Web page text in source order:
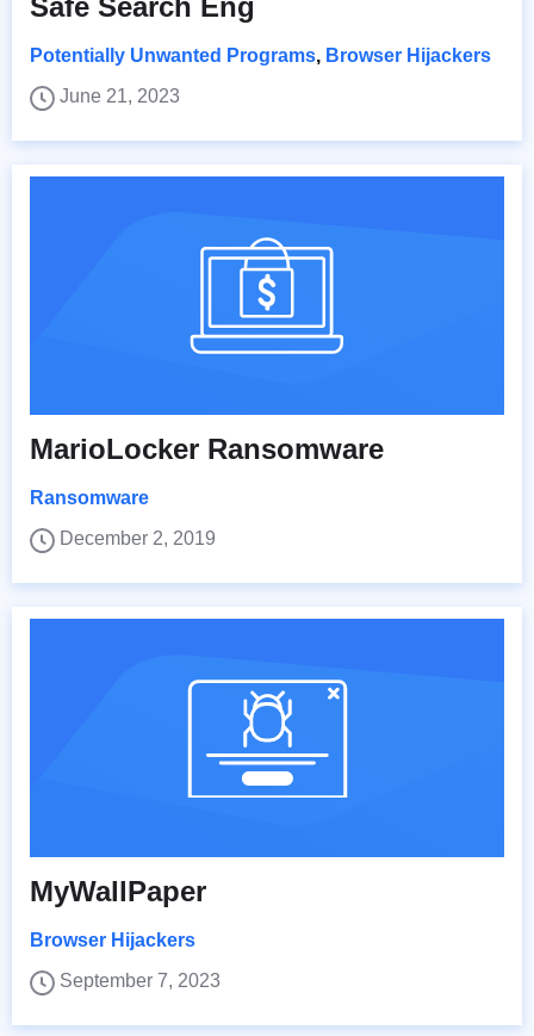
Safe Search Eng
Potentially Unwanted Programs, Browser Hijackers
June 21, 2023
MarioLocker Ransomware
Ransomware
December 2, 2019
MyWallPaper
Browser Hijackers
September 7, 2023